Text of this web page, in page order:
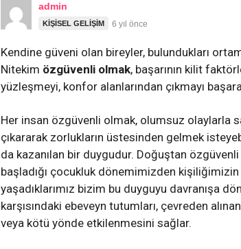
admin
KIŞISEL GELIŞIM 6 yıl önce
Kendine güveni olan bireyler, bulundukları
Nitekim özgüvenli olmak, başarının kilit
yüzleşmeyi, konfor alanlarından çıkmayı
Her insan özgüvenli olmak, olumsuz olaylarla
çıkararak zorlukların üstesinden gelmek
da kazanılan bir duygudur. Doğuştan
başladığı çocukluk dönemimizden
yaşadıklarımız bizim bu duyguyu davranışa
karşısındaki ebeveyn tutumları, çevreden
veya kötü yönde etkilenmesini sağlar.